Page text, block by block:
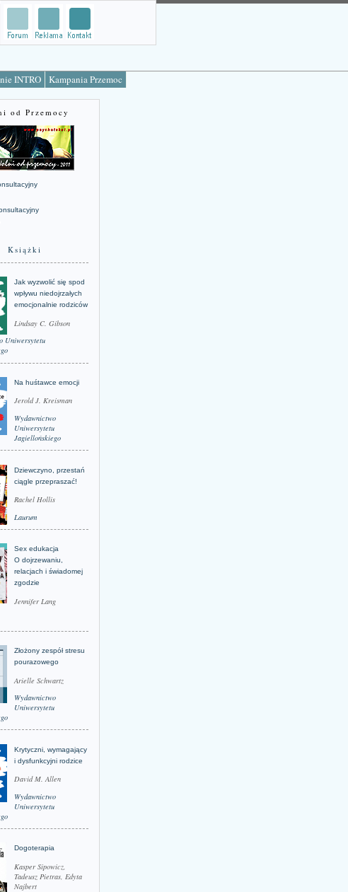
INTRO Kampania Przemoc
od Przemocy
Książki
Jak wyzwolić się spod
wpływu niedojrzałych
emocjonalnie rodziców
Lindsay C. Gibson
Uniwersytetu
Na huśtawce emocji
Jerold J. Kreisman
Wydawnictwo
Uniwersytetu
Jagiellońskiego
Dziewczyno, przestań
ciągle przepraszać!
Rachel Hollis
Laurum
Sex edukacja
O dojrzewaniu,
relacjach i świadomej
zgodzie
Jennifer Lang
Złożony zespół stresu
pourazowego
Arielle Schwartz
Wydawnictwo
Uniwersytetu
Krytyczni, wymagający
i dysfunkcyjni rodzice
David M. Allen
Wydawnictwo
Uniwersytetu
Dogoterapia
Kasper Sipowicz,
Tadeusz Pietras, Edyta
Najbert